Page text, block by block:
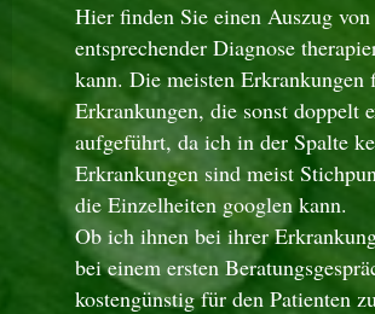
Hier finden Sie einen Auszug
entsprechender Diagnose
kann. Die meisten
Erkrankungen, die sonst doppelt
aufgeführt, da ich in der Spalte
Erkrankungen sind meist
die Einzelheiten googlen kann.
Ob ich ihnen bei ihrer
bei einem ersten
kostengünstig für den Patienten